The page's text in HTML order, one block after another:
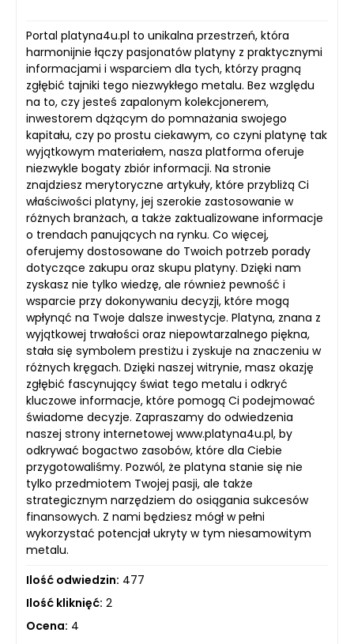
Portal platyna4u.pl to unikalna przestrzeń, która
harmonijnie łączy pasjonatów platyny z praktycznymi
informacjami i wsparciem dla tych, którzy pragną
zgłębić tajniki tego niezwykłego metalu. Bez względu
na to, czy jesteś zapalonym kolekcjonerem,
inwestorem dążącym do pomnażania swojego
kapitału, czy po prostu ciekawym, co czyni platynę tak
wyjątkowym materiałem, nasza platforma oferuje
niezwykle bogaty zbiór informacji. Na stronie
znajdziesz merytoryczne artykuły, które przybliżą Ci
właściwości platyny, jej szerokie zastosowanie w
różnych branżach, a także zaktualizowane informacje
o trendach panujących na rynku. Co więcej,
oferujemy dostosowane do Twoich potrzeb porady
dotyczące zakupu oraz skupu platyny. Dzięki nam
zyskasz nie tylko wiedzę, ale również pewność i
wsparcie przy dokonywaniu decyzji, które mogą
wpłynąć na Twoje dalsze inwestycje. Platyna, znana z
wyjątkowej trwałości oraz niepowtarzalnego piękna,
stała się symbolem prestiżu i zyskuje na znaczeniu w
różnych kręgach. Dzięki naszej witrynie, masz okazję
zgłębić fascynujący świat tego metalu i odkryć
kluczowe informacje, które pomogą Ci podejmować
świadome decyzje. Zapraszamy do odwiedzenia
naszej strony internetowej www.platyna4u.pl, by
odkrywać bogactwo zasobów, które dla Ciebie
przygotowaliśmy. Pozwól, że platyna stanie się nie
tylko przedmiotem Twojej pasji, ale także
strategicznym narzędziem do osiągania sukcesów
finansowych. Z nami będziesz mógł w pełni
wykorzystać potencjał ukryty w tym niesamowitym
metalu.
Ilość odwiedzin: 477
Ilość kliknięć: 2
Ocena: 4